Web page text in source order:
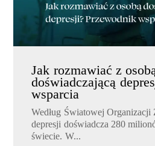
Jak rozmawiać z
doświadczającą
wsparcia
Według Światowej
depresji doświadcza 280
świecie. W...